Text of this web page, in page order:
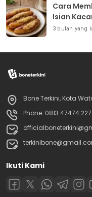
Cara
Isian
3 bulan yang
Bone Terkini, Kota
Phone: 0813 47474 227
Ikuti Kami